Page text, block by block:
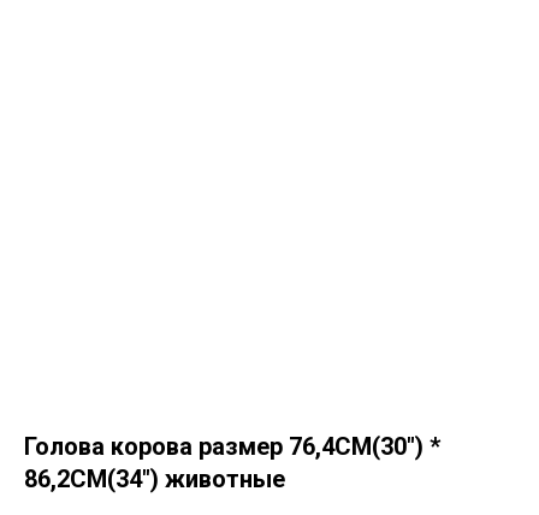
Голова корова размер 76,4CM(30") *
86,2CM(34") животные